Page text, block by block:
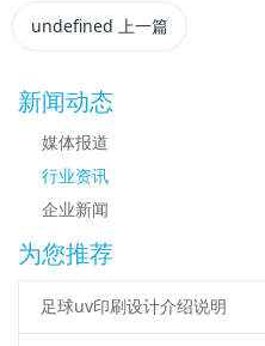
undefined 上一篇
新闻动态
媒体报道
行业资讯
企业新闻
为您推荐
足球uv印刷设计介绍说明